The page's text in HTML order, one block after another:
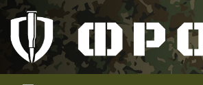
Скип
цонтент
Телевизија ФРОНТ
Први војни канал у Србији